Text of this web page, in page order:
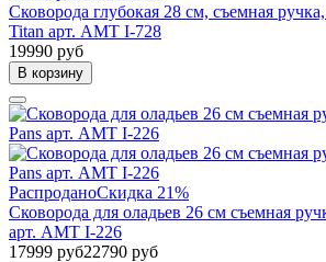
Сковорода глубокая 28 см, съемная
Titan арт. AMT I-728
19990 руб
В корзину
РаспроданоСкидка 21%
Сковорода для оладьев 26 см съемная
арт. AMT I-226
17999 руб22790 руб